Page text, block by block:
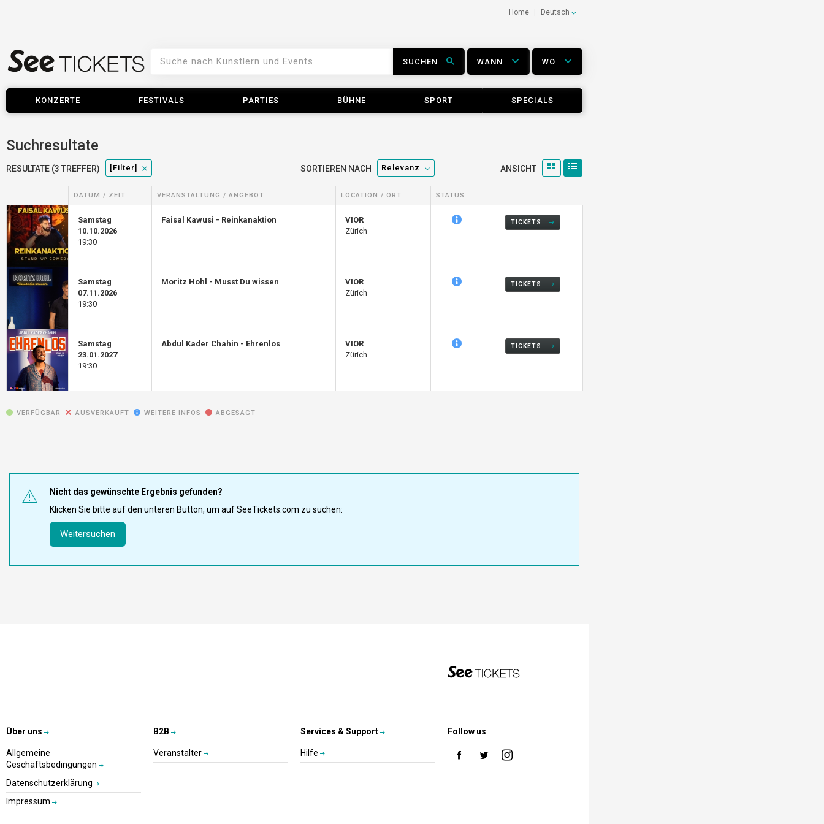
Home Deutsch
SUCHEN WANN WO
KONZERTE FESTIVALS PARTIES BÜHNE SPORT SPECIALS
Suchresultate
RESULTATE (3 TREFFER) [filter] SORTIEREN NACH Relevanz ANSICHT
DATUM / ZEIT VERANSTALTUNG / ANGEBOT LOCATION / ORT STATUS
Samstag
10.10.2026
19:30
Faisal Kawusi - Reinkanaktion
VIOR
Zürich
TICKETS
Samstag
07.11.2026
19:30
Moritz Hohl - Musst Du wissen
VIOR
Zürich
TICKETS
Samstag
23.01.2027
19:30
Abdul Kader Chahin - Ehrenlos
VIOR
Zürich
TICKETS
VERFÜGBAR AUSVERKAUFT WEITERE INFOS ABGESAGT
Nicht das gewünschte Ergebnis gefunden?
Klicken Sie bitte auf den unteren Button, um auf SeeTickets.com zu suchen:
Weitersuchen
Über uns
Allgemeine
Geschäftsbedingungen
Datenschutzerklärung
Impressum
B2B
Veranstalter
Services & Support
Hilfe
Follow us